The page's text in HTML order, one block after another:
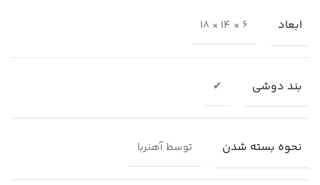
ابعاد 6 × 14 × 18
بند دوشی ✔
نحوه بسته شدن توسط آهنربا